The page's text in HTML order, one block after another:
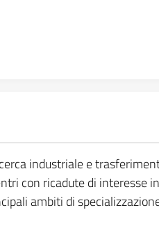
industriale e
con ricadute di interesse
ambiti di